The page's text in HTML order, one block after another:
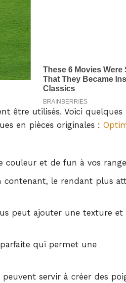
être utilisés. Voici quelques
en pièces originales :
couleur et de fun à vos
contenant, le rendant plus
peut ajouter une texture et
qui permet une
servir à créer des